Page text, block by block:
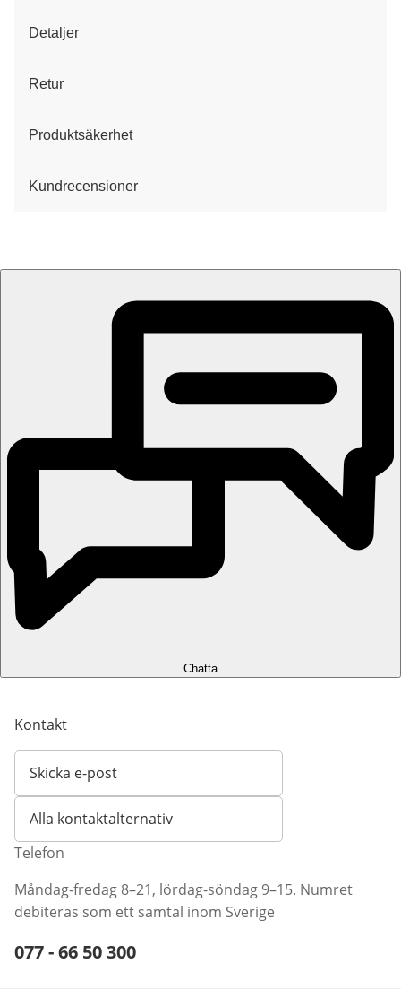
Detaljer
Retur
Produktsäkerhet
Kundrecensioner
Chatta
Kontakt
Skicka e-post
Öppnar e-postklient
Alla kontaktalternativ
Telefon
Måndag-fredag 8–21, lördag-söndag 9–15. Numret
debiteras som ett samtal inom Sverige
Telefonnummer:
077 - 66 50 300